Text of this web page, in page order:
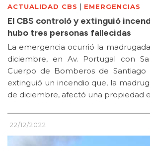
ACTUALIDAD CBS | EMERGENCIAS
El CBS controló y extinguió
hubo tres personas fallecidas
La emergencia ocurrió la
diciembre, en Av. Portugal con
Cuerpo de Bomberos de Santiago
extinguió un incendio que, la
de diciembre, afectó una propiedad
22/12/2022